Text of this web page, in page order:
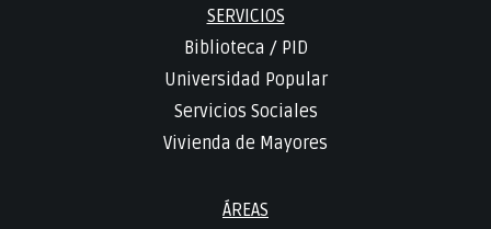
SERVICIOS
Biblioteca / PID
Universidad Popular
Servicios Sociales
Vivienda de Mayores
ÁREAS